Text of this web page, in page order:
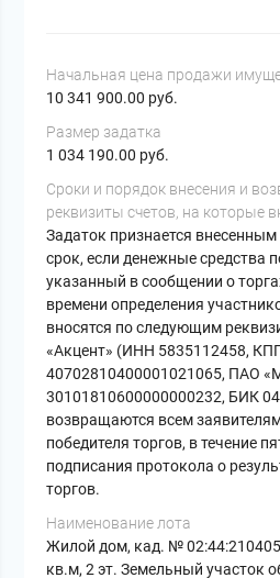
Начальная цена продажи
10 341 900.00 руб.
Размер задатка
1 034 190.00 руб.
Cроки и порядок внесения и
реквизиты счетов, на которые
Задаток признается
срок, если денежные средства
указанный в сообщении о
времени определения
вносятся по следующим
«Акцент» (ИНН 5835112458,
40702810400001021065, ПАО
30101810600000000232, БИК
возвращаются всем
победителя торгов, в течение
подписания протокола о
торгов.
Наименование лота
Жилой дом, кад. №
кв.м, 2 эт. Земельный участок